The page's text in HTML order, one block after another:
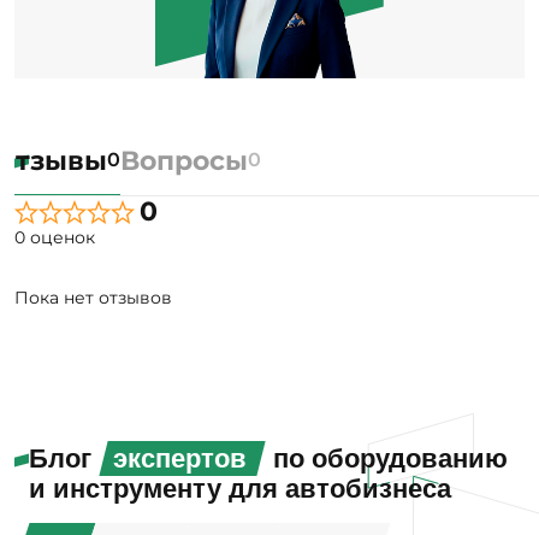
0Вопросы0
0
0 оценок
Пока нет отзывов
Блог экспертов
по оборудованию
и инструменту для автобизнеса